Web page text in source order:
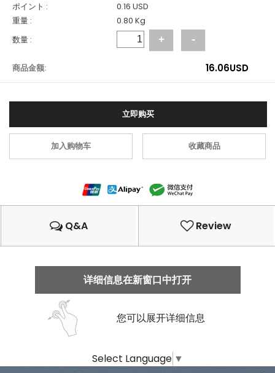
ポイント :
0.16 USD
重量 :
0.80 Kg
数量 :
+ -
商品金额: 16.06USD
立即购买
加入购物车 收藏商品
Q&A Review
详细信息在新窗口中打开
您可以展开详细信息
Select Language ▼